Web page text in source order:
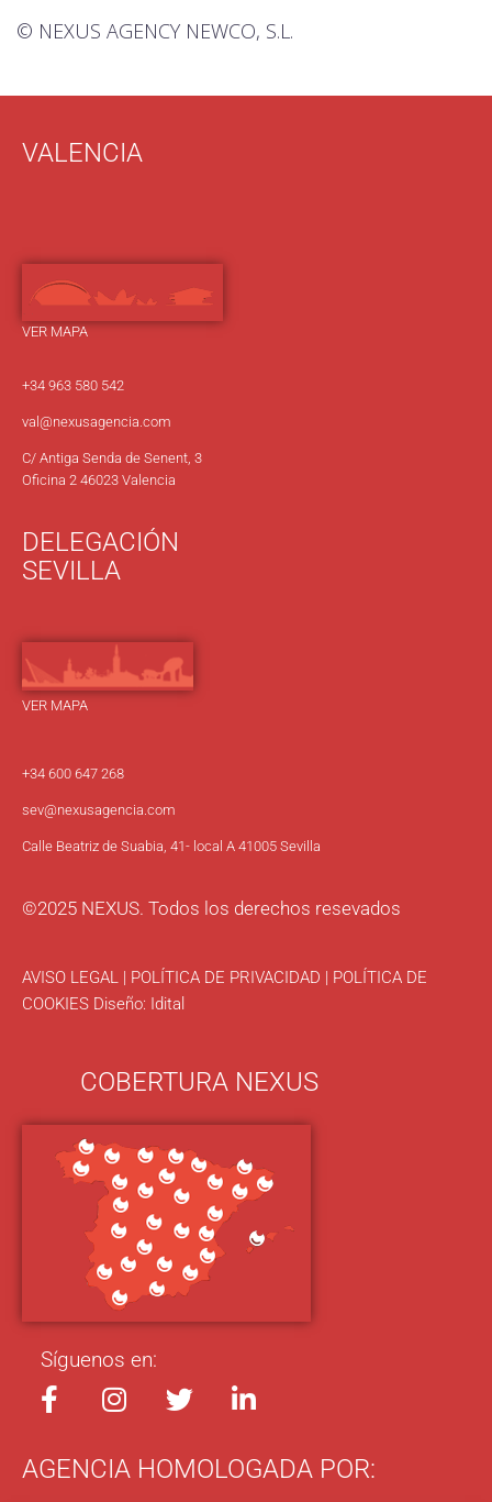
© NEXUS AGENCY NEWCO, S.L.
VALENCIA
VER MAPA
+34 963 580 542
val@nexusagencia.com
C/ Antiga Senda de Senent, 3
Oficina 2 46023 Valencia
DELEGACIÓN
SEVILLA
VER MAPA
+34 600 647 268
sev@nexusagencia.com
Calle Beatriz de Suabia, 41- local A 41005 Sevilla
©2025 NEXUS. Todos los derechos resevados
AVISO LEGAL | POLÍTICA DE PRIVACIDAD | POLÍTICA DE
COOKIES Diseño: Idital
COBERTURA NEXUS
Síguenos en:
AGENCIA HOMOLOGADA POR: